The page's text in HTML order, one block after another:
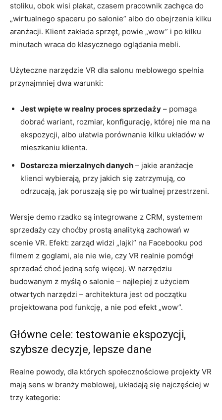
stoliku, obok wisi plakat, czasem pracownik zachęca do
„wirtualnego spaceru po salonie” albo do obejrzenia kilku
aranżacji. Klient zakłada sprzęt, powie „wow” i po kilku
minutach wraca do klasycznego oglądania mebli.
Użyteczne narzędzie VR dla salonu meblowego spełnia
przynajmniej dwa warunki:
Jest wpięte w realny proces sprzedaży – pomaga
dobrać wariant, rozmiar, konfigurację, której nie ma na
ekspozycji, albo ułatwia porównanie kilku układów w
mieszkaniu klienta.
Dostarcza mierzalnych danych – jakie aranżacje
klienci wybierają, przy jakich się zatrzymują, co
odrzucają, jak poruszają się po wirtualnej przestrzeni.
Wersje demo rzadko są integrowane z CRM, systemem
sprzedaży czy choćby prostą analityką zachowań w
scenie VR. Efekt: zarząd widzi „lajki” na Facebooku pod
filmem z goglami, ale nie wie, czy VR realnie pomógł
sprzedać choć jedną sofę więcej. W narzędziu
budowanym z myślą o salonie – najlepiej z użyciem
otwartych narzędzi – architektura jest od początku
projektowana pod funkcję, a nie pod efekt „wow”.
Główne cele: testowanie ekspozycji,
szybsze decyzje, lepsze dane
Realne powody, dla których społecznościowe projekty VR
mają sens w branży meblowej, układają się najczęściej w
trzy kategorie: